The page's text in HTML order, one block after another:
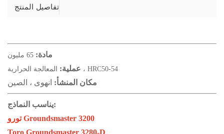
تفاصيل المنتج
مادة: 65 مليون
عملية: المعالجة الحرارية ، HRC50-54
مكان المنشأ: انهوى ، الصين
يناسب النماذج:
تورو Groundsmaster 3200
Toro Groundsmaster 3280-D